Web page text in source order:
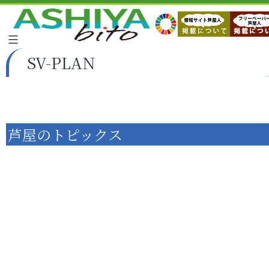
SV-PLAN
芦屋のトピックス